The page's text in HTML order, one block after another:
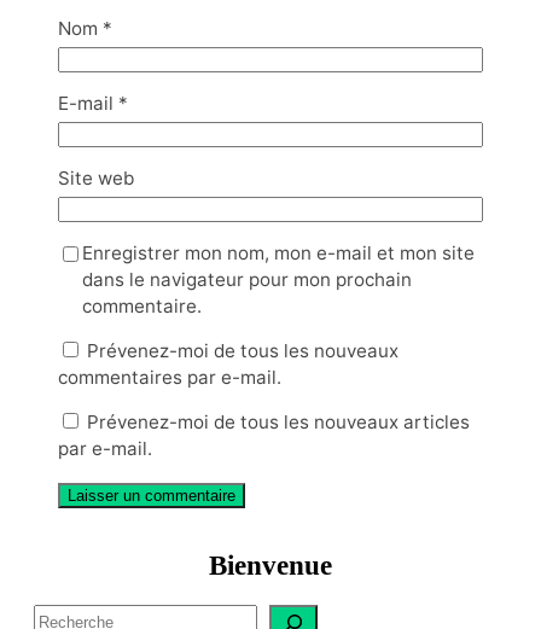
Nom *
E-mail *
Site web
Enregistrer mon nom, mon e-mail et mon site
dans le navigateur pour mon prochain
commentaire.
Prévenez-moi de tous les nouveaux
commentaires par e-mail.
Prévenez-moi de tous les nouveaux articles
par e-mail.
Bienvenue
S